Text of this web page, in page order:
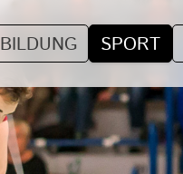
BILDUNG SPORT